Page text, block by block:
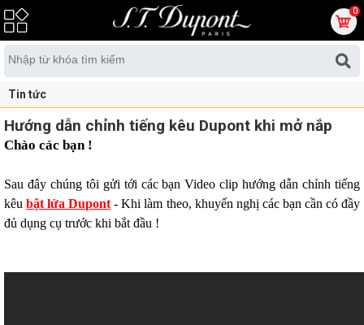
0
Tin tức
Hướng dẫn chỉnh tiếng kêu Dupont khi mở nắp
Chào các bạn !
Sau đây chúng tôi gửi tới các bạn Video clip hướng dẫn chỉnh tiếng
kêubật lửa Dupont - Khi làm theo, khuyến nghị các bạn cần có đầy
đủ dụng cụ trước khi bắt đầu !